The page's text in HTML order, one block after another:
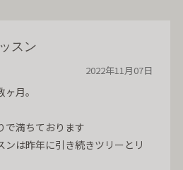
スン
2022年11月07日
月。
で満ちております
ンは昨年に引き続きツリーとリ